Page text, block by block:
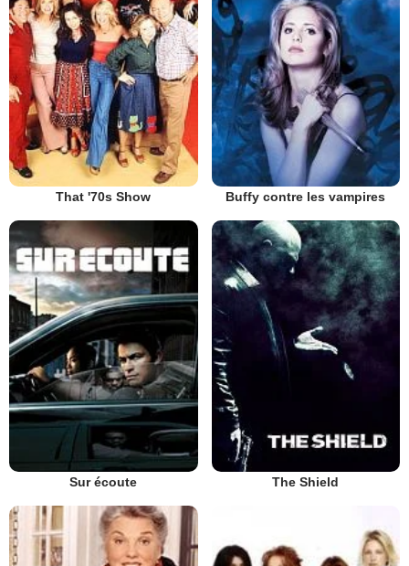
That '70s Show Buffy contre les vampires
Sur écoute The Shield